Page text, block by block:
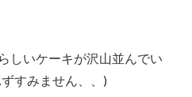
しいケーキが沢山並んでい
すみません、、)